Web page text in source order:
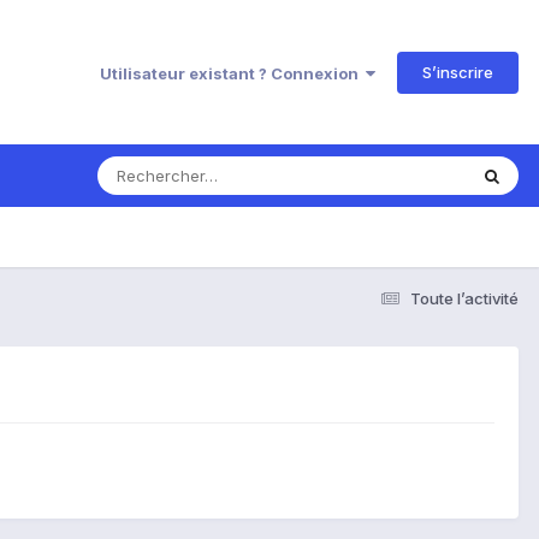
Utilisateur existant ? Connexion S’inscrire
Toute l’activité